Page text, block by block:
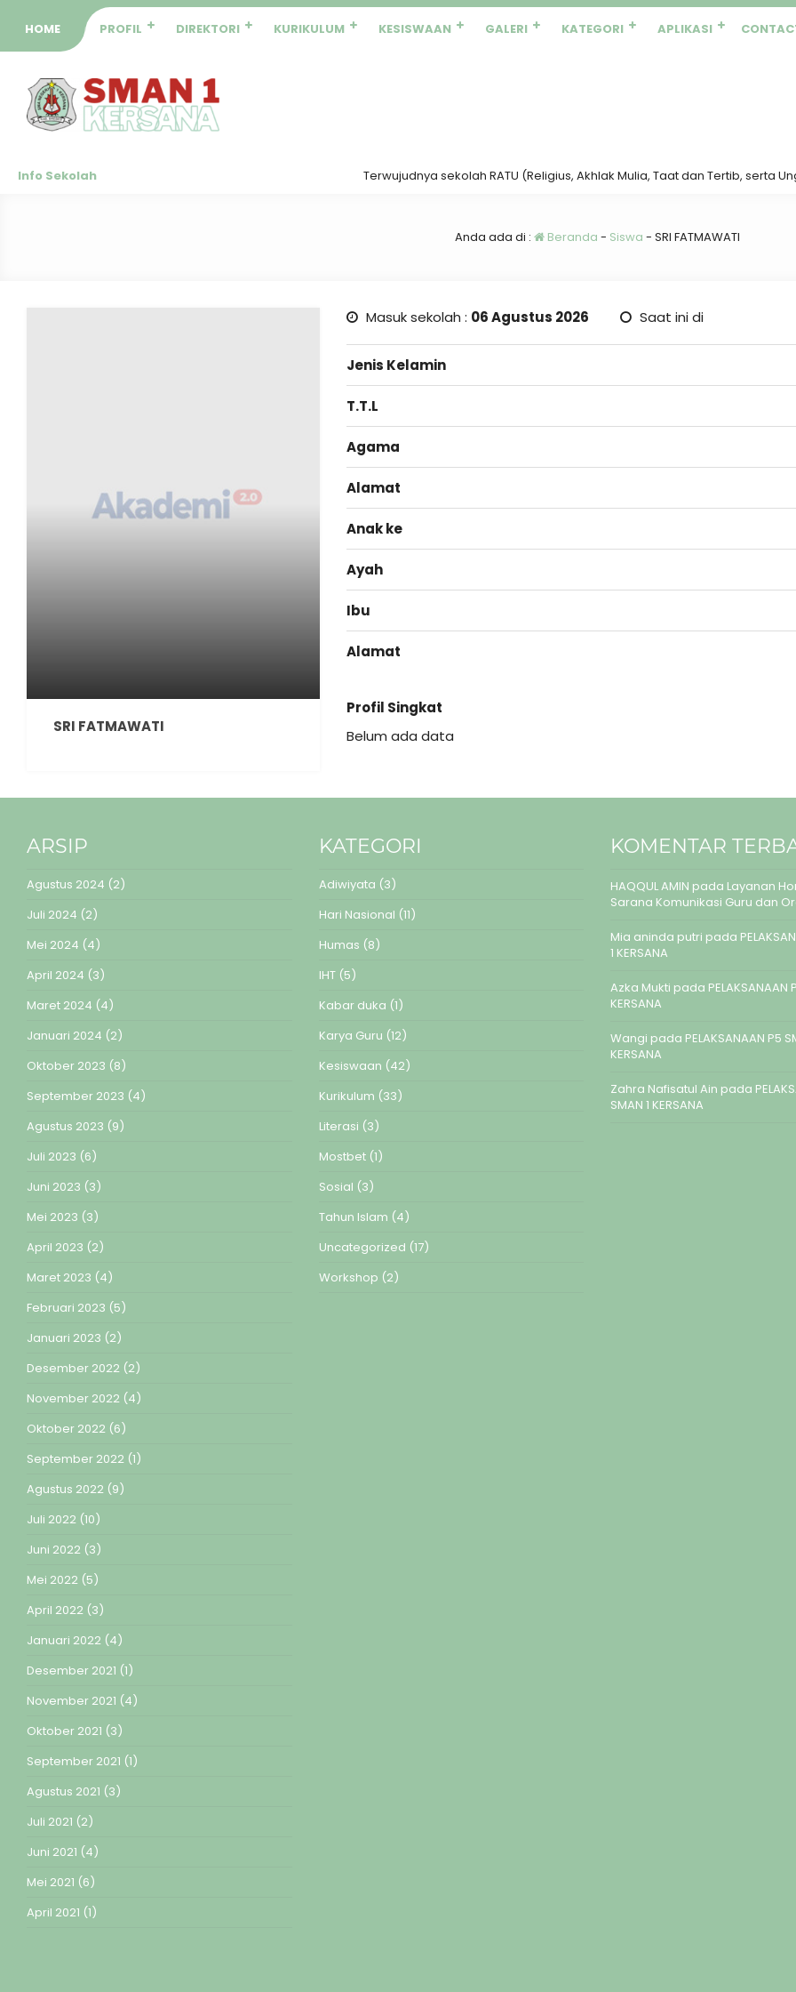
HOME PROFIL DIREKTORI KURIKULUM KESISWAAN GALERI KATEGORI APLIKASI
Info Sekolah Terwujudnya sekolah RATU (Religius, Akhlak Mulia, Taat dan Tertib, serta
Anda ada di : Beranda - Siswa - SRI FATMAWATI
SRI FATMAWATI
Masuk sekolah : 06 Agustus 2026 Saat ini di
Jenis Kelamin
T.T.L
Agama
Alamat
Anak ke
Ayah
Ibu
Alamat
Profil Singkat
Belum ada data
ARSIP
Agustus 2024 (2)
Juli 2024 (2)
Mei 2024 (4)
April 2024 (3)
Maret 2024 (4)
Januari 2024 (2)
Oktober 2023 (8)
September 2023 (4)
Agustus 2023 (9)
Juli 2023 (6)
Juni 2023 (3)
Mei 2023 (3)
April 2023 (2)
Maret 2023 (4)
Februari 2023 (5)
Januari 2023 (2)
Desember 2022 (2)
November 2022 (4)
Oktober 2022 (6)
September 2022 (1)
Agustus 2022 (9)
Juli 2022 (10)
Juni 2022 (3)
Mei 2022 (5)
April 2022 (3)
Januari 2022 (4)
Desember 2021 (1)
November 2021 (4)
Oktober 2021 (3)
September 2021 (1)
Agustus 2021 (3)
Juli 2021 (2)
Juni 2021 (4)
Mei 2021 (6)
April 2021 (1)
KATEGORI
Adiwiyata (3)
Hari Nasional (11)
Humas (8)
IHT(5)
Kabar duka (1)
Karya Guru (12)
Kesiswaan (42)
Kurikulum (33)
Literasi (3)
Mostbet(1)
Sosial (3)
Tahun Islam (4)
Uncategorized (17)
Workshop (2)
KOMENTAR
HAQQUL AMIN pada Layanan
Sarana Komunikasi Guru dan
Mia aninda putri pada
1 KERSANA
Azka Mukti pada PELAKSANAAN
KERSANA
Wangi pada PELAKSANAAN P5
KERSANA
Zahra Nafisatul Ain pada
SMAN 1 KERSANA